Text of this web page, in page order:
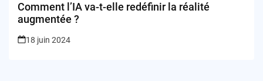
Comment l’IA va-t-elle redéfinir la réalité
augmentée ?
18 juin 2024